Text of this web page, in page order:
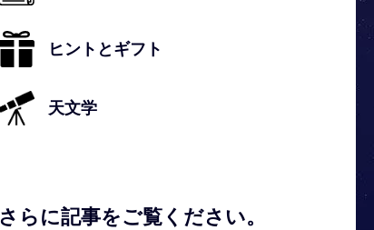
ヒントとギフト
天文学
さらに記事をご覧ください。